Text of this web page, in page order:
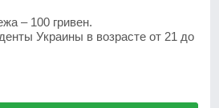
– 100 гривен.
Украины в возрасте от 21 до